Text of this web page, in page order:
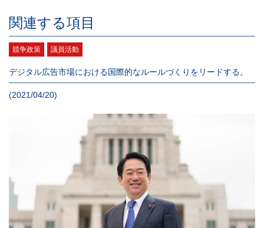
関連する項目
競争政策 議員活動
デジタル広告市場における国際的なルールづくりをリードする。
(2021/04/20)